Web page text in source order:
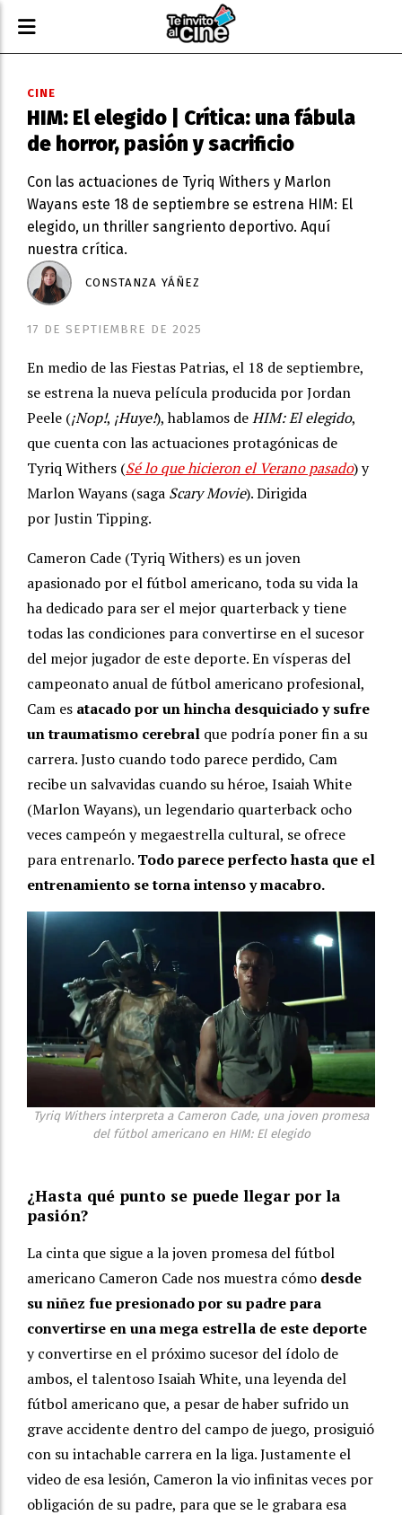
HIM: El elegido | Crítica: una fábula
de horror, pasión y sacrificio
Con las actuaciones de Tyriq Withers y Marlon
Wayans este 18 de septiembre se estrena HIM: El
elegido, un thriller sangriento deportivo. Aquí
nuestra crítica.
CINE
17 DE SEPTIEMBRE DE 2025
CONSTANZA YÁÑEZ
En medio de las Fiestas Patrias, el 18 de septiembre,
se estrena la nueva película producida por Jordan
Peele (¡Nop!, ¡Huye!), hablamos deHIM: El elegido,
que cuenta con las actuaciones protagónicas de
Tyriq Withers (Sé lo que hicieron el Verano pasado) y
Marlon Wayans (saga Scary Movie). Dirigida
por Justin Tipping.
Cameron Cade (Tyriq Withers) es un joven
apasionado por el fútbol americano, toda su vida la
ha dedicado para ser el mejor quarterback y tiene
todas las condiciones para convertirse en el sucesor
del mejor jugador de este deporte. En vísperas del
campeonato anual de fútbol americano profesional,
Cam es atacado por un hincha desquiciado y sufre
un traumatismo cerebral que podría poner fin a su
carrera. Justo cuando todo parece perdido, Cam
recibe un salvavidas cuando su héroe, Isaiah White
(Marlon Wayans), un legendario quarterback ocho
veces campeón y megaestrella cultural, se ofrece
para entrenarlo. Todo parece perfecto hasta que el
entrenamiento se torna intenso y macabro.
Tyriq Withers interpreta a Cameron Cade, una joven promesa
del fútbol americano en HIM: El elegido
¿Hasta qué punto se puede llegar por la
pasión?
La cinta que sigue a la joven promesa del fútbol
americano Cameron Cade nos muestra cómo desde
su niñez fue presionado por su padre para
convertirse en una mega estrella de este deporte
y convertirse en el próximo sucesor del ídolo de
ambos, el talentoso Isaiah White, una leyenda del
fútbol americano que, a pesar de haber sufrido un
grave accidente dentro del campo de juego, prosiguió
con su intachable carrera en la liga. Justamente el
video de esa lesión, Cameron la vio infinitas veces por
obligación de su padre, para que se le grabara esa